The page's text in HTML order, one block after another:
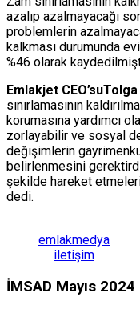
azalıp azalmayacağı
problemlerin
kalkması durumunda
%46 olarak
Emlakjet
sınırlamasının
korumasına yardımcı
zorlayabilir ve sosyal
değişimlerin
belirlenmesini
şekilde hareket
dedi.
emlakmedya
iletişim
İMSAD Mayıs